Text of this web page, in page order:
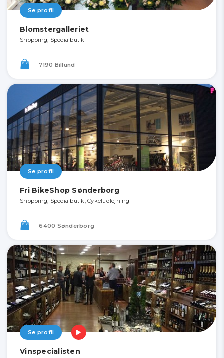
Se profil
Blomstergalleriet
Shopping, Specialbutik
7190 Billund
Se profil
Fri BikeShop Sønderborg
Shopping, Specialbutik, Cykeludlejning
6400 Sønderborg
Se profil
Vinspecialisten